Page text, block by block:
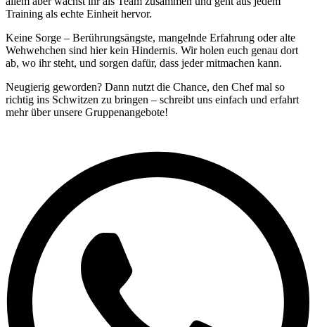
Training als echte Einheit hervor.
Keine Sorge – Berührungsängste, mangelnde Erfahrung oder alte
Wehwehchen sind hier kein Hindernis. Wir holen euch genau dort
ab, wo ihr steht, und sorgen dafür, dass jeder mitmachen kann.
Neugierig geworden? Dann nutzt die Chance, den Chef mal so
richtig ins Schwitzen zu bringen – schreibt uns einfach und erfahrt
mehr über unsere Gruppenangebote!